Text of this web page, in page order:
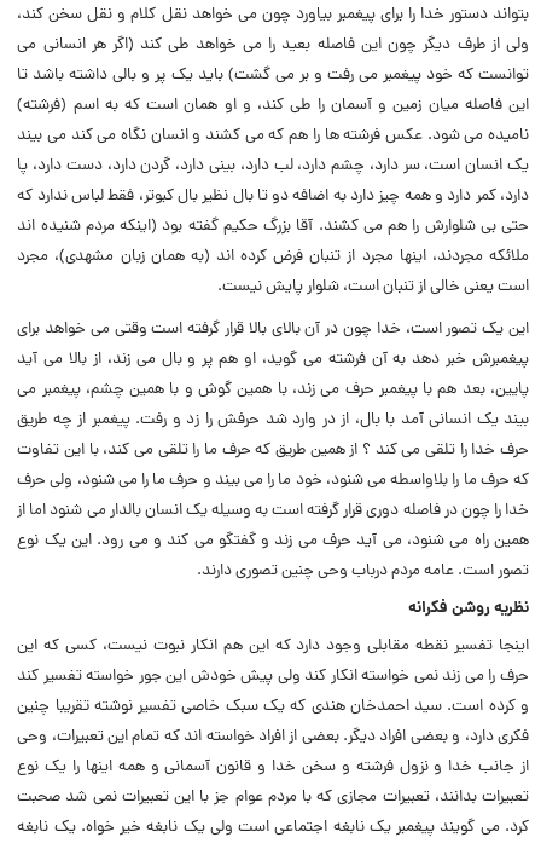
بتواند دستور خدا را براى پیغمبر بیاورد چون مى خواهد نقل کلام و نقل سخن کند،
ولى از طرف دیگر چون این فاصله بعید را مى خواهد طى کند (‌اگر هر انسانى مى
توانست که خود پیغمبر مى رفت و بر مى گشت) باید یک پر و بالى داشته باشد تا
این فاصله میان زمین و آسمان را طى کند، و او همان است که به اسم (‌فرشته)
نامیده مى شود. عکس فرشته ها را هم که مى کشند و انسان نگاه مى کند مى بیند
یک انسان است، سر دارد، چشم دارد، لب دارد، بینى دارد، گردن دارد، دست دارد، پا
دارد، کمر دارد و همه چیز دارد به اضافه دو تا بال نظیر بال کبوتر، فقط لباس ندارد که
حتى بى شلوارش را هم مى کشند. آقا بزرگ حکیم گفته بود (‌اینکه مردم شنیده اند
ملائکه مجردند، اینها مجرد از تنبان فرض کرده اند (‌به همان زبان مشهدى)، مجرد
است یعنى خالى از تنبان است، شلوار پایش نیست.
این یک تصور است، خدا چون در آن بالاى بالا قرار گرفته است وقتى مى خواهد براى
پیغمبرش خبر دهد به آن فرشته مى گوید، او هم پر و بال مى زند، از بالا مى آید
پایین، بعد هم با پیغمبر حرف مى زند، با همین گوش و با همین چشم، پیغمبر مى
بیند یک انسانى آمد با بال، از در وارد شد حرفش را زد و رفت. پیغمبر از چه طریق
حرف خدا را تلقى مى کند ؟ از همین طریق که حرف ما را تلقى مى کند، با این تفاوت
که حرف ما را بلاواسطه مى شنود، خود ما را مى بیند و حرف ما را مى شنود، ولى حرف
خدا را چون در فاصله دورى قرار گرفته است به وسیله یک انسان بالدار مى شنود اما از
همین راه مى شنود، مى آید حرف مى زند و گفتگو مى کند و مى رود. این یک نوع
تصور است. عامه مردم درباب وحى چنین تصورى دارند.
نظریه روشن فکرانه
اینجا تفسیر نقطه مقابلى وجود دارد که این هم انکار نبوت نیست، کسى که این
حرف را مى زند نمى خواسته انکار کند ولى پیش خودش این جور خواسته تفسیر کند
و کرده است. سید احمدخان هندى که یک سبک خاصى تفسیر نوشته تقریبا چنین
فکرى دارد، و بعضى افراد دیگر. بعضى از افراد خواسته اند که تمام این تعبیرات، وحى
از جانب خدا و نزول فرشته و سخن خدا و قانون آسمانى و همه اینها را یک نوع
تعبیرات بدانند، تعبیرات مجازى که با مردم عوام جز با این تعبیرات نمى شد صحبت
کرد. مى گویند پیغمبر یک نابغه اجتماعى است ولى یک نابغه خیر خواه. یک نابغه